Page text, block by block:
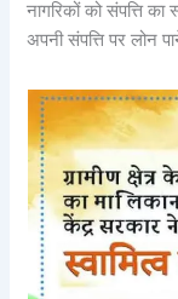
नागरिकों को संपत्ति का
अपनी संपत्ति पर लोन